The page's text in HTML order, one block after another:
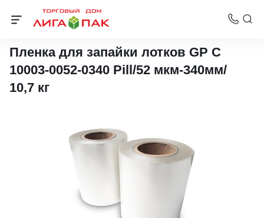
Контейнеры под запайку
Пленка для запайки лотков GP C
10003-0052-0340 Pill/52 мкм-340мм/
10,7 кг